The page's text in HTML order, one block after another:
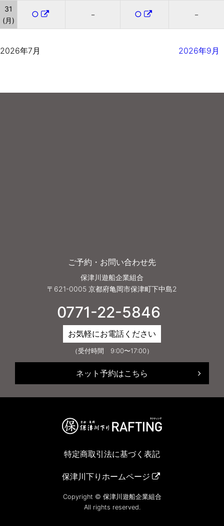
31
(月)
○ － ○ －
2026年7月 2026年9月
ご予約・お問い合わせ先
保津川遊船企業組合
〒621-0005 京都府亀岡市保津町下中島2
0771-22-5846
お気軽にお電話ください
（受付時間 9:00〜17:00）
ネット予約はこちら
特定商取引法に基づく表記
保津川下りホームページ
Copyright © 保津川遊船企業組合
All rights reserved.